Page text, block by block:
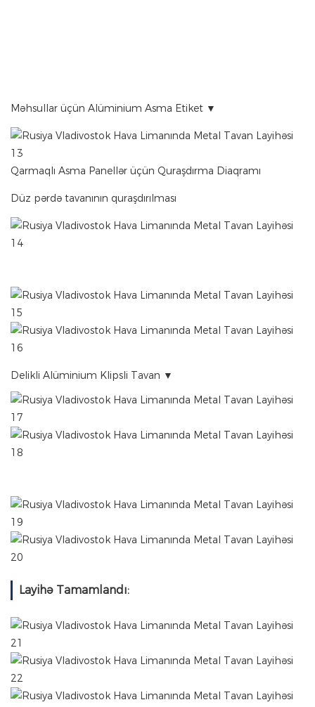
Məhsullar üçün Alüminium Asma Etiket ▼
Qarmaqlı Asma Panellər üçün Quraşdırma Diaqramı
Düz pərdə tavanının quraşdırılması
Delikli Alüminium Klipsli Tavan ▼
Layihə Tamamlandı: